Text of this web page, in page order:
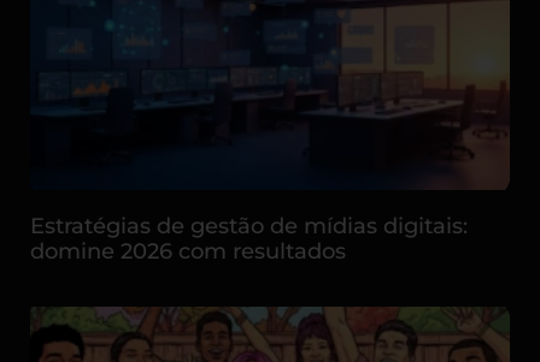
Estratégias de gestão de mídias digitais:
domine 2026 com resultados